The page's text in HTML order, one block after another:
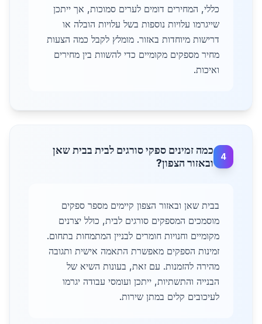
כללי, המחירים דומים לערים סמוכות, אך ייתכן
שייגרמו עלויות נוספות בשל עלויות הובלה או
דרישות מיוחדות באזור. מומלץ לקבל כמה הצעות
מחיר מספקים מקומיים כדי להשוות בין מחירים
ואיכות.
4
כמה זמינים ספקי סורגים לבית בבית שאן
ובאזור הצפון?
בבית שאן ובאזור הצפון קיימים מספר ספקים
מוסמכים המספקים סורגים לבית, כולל יצרנים
מקומיים וחנויות חומרים לבניין המתמחות בתחום.
זמינות הספקים מאפשרת התאמה אישית ותגובה
מהירה להזמנות. עם זאת, בעונות השיא של
הבנייה והתשתיות, ייתכן ועומסי עבודה יגרמו
לעיכובים קלים במתן שירות.